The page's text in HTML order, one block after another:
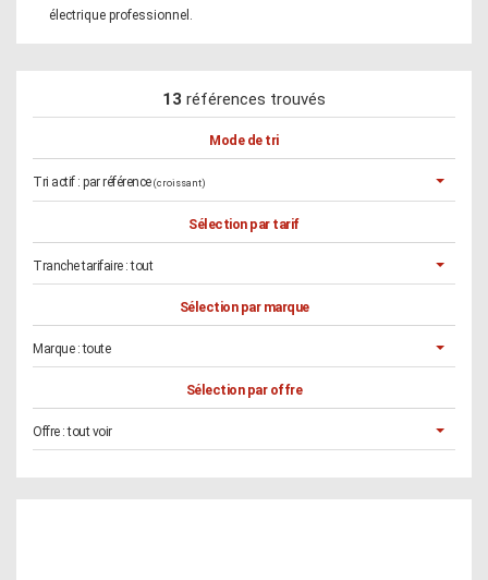
électrique professionnel.
13 références trouvés
Mode de tri
Tri actif : par référence (croissant)
Sélection par tarif
Tranche tarifaire :tout
Sélection par marque
Marque :toute
Sélection par offre
Offre :tout voir